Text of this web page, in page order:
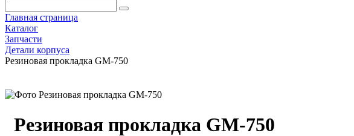
Главная страница
Каталог
Запчасти
Детали корпуса
Резиновая прокладка GM-750
Резиновая прокладка GM-750